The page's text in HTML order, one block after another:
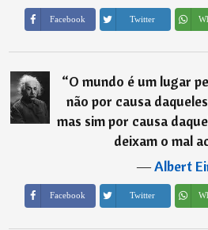
Facebook Twitter
“O mundo é um lugar
não por causa
mas sim por causa
deixam o mal
―Albert
Facebook Twitter